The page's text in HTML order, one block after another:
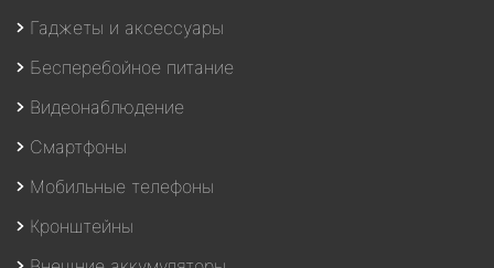
Гаджеты и аксессуары
Бесперебойное питание
Видеонаблюдение
Смартфоны
Мобильные телефоны
Кронштейны